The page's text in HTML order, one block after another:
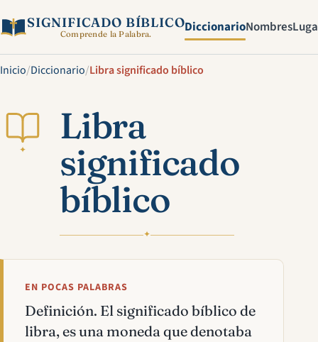
SIGNIFICADO BÍBLICO
Comprende la Palabra. DiccionarioNombres
Inicio/Diccionario/Libra significado bíblico
✦
Libra
significado
bíblico
✦
EN POCAS PALABRAS
Definición. El significado bíblico de
libra, es una moneda que denotaba